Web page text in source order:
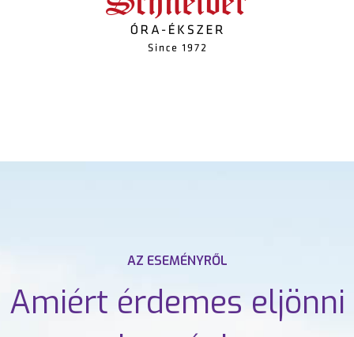
AZ ESEMÉNYRŐL
Amiért érdemes eljönni